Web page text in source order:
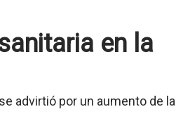
en la
advirtió por un aumento de la